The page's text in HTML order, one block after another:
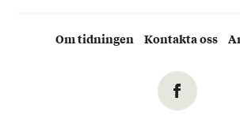
Om tidningen Kontakta oss